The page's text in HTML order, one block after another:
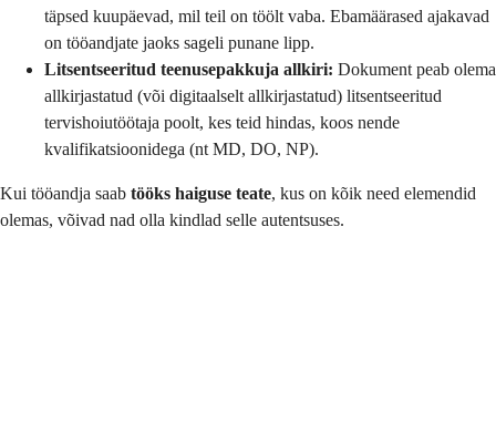
täpsed kuupäevad, mil teil on töölt vaba. Ebamäärased ajakavad
on tööandjate jaoks sageli punane lipp.
Litsentseeritud teenusepakkuja allkiri: Dokument peab olema
allkirjastatud (või digitaalselt allkirjastatud) litsentseeritud
tervishoiutöötaja poolt, kes teid hindas, koos nende
kvalifikatsioonidega (nt MD, DO, NP).
Kui tööandja saab tööks haiguse teate, kus on kõik need elemendid
olemas, võivad nad olla kindlad selle autentsuses.